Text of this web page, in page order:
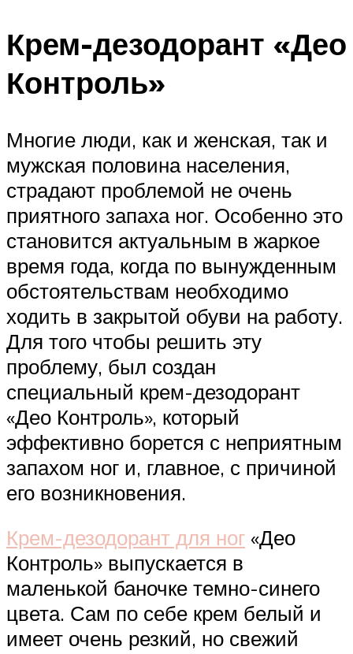
Крем-дезодорант «Део
Контроль»
Многие люди, как и женская, так и
мужская половина населения,
страдают проблемой не очень
приятного запаха ног. Особенно это
становится актуальным в жаркое
время года, когда по вынужденным
обстоятельствам необходимо
ходить в закрытой обуви на работу.
Для того чтобы решить эту
проблему, был создан
специальный крем-дезодорант
«Део Контроль», который
эффективно борется с неприятным
запахом ног и, главное, с причиной
его возникновения.
Крем-дезодорант для ног «Део
Контроль» выпускается в
маленькой баночке темно-синего
цвета. Сам по себе крем белый и
имеет очень резкий, но свежий